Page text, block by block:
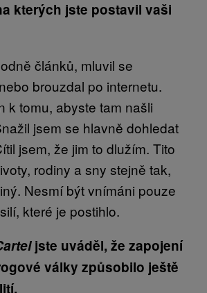
kterých jste postavil vaši
článků, mluvil se
brouzdal po internetu.
k tomu, abyste tam našli
jsem se hlavně dohledat
jsem, že jim to dlužím. Tito
rodiny a sny stejně tak,
Nesmí být vnímáni pouze
které je postihlo.
jste uváděl, že zapojení
války způsobilo ještě